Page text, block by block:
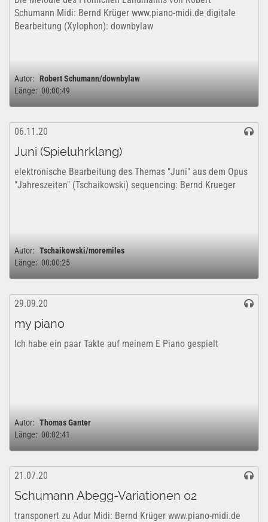
Schumann Midi: Bernd Krüger www.piano-midi.de digitale
Bearbeitung (Xylophon): downbylaw
Autor: Robert Schumann/downbylaw
Länge: 00:00:49
06.11.20
Juni (Spieluhrklang)
elektronische Bearbeitung des Themas "Juni" aus dem Opus
"Jahreszeiten" (Tschaikowski) sequencing: Bernd Krueger
Autor: Tschaikowski/moremiles
Länge: 00:00:25
29.09.20
my piano
Ich habe ein paar Takte auf meinem E Piano gespielt
Autor: Thomas Ganter
Länge: 00:02:41
21.07.20
Schumann Abegg-Variationen 02
transponert zu Adur Midi: Bernd Krüger www.piano-midi.de